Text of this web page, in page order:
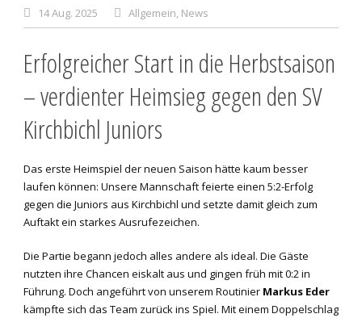
14 Aug. 2025 Allgemein News
Erfolgreicher Start in die Herbstsaison
– verdienter Heimsieg gegen den SV
Kirchbichl Juniors
Das erste Heimspiel der neuen Saison hätte kaum besser
laufen können: Unsere Mannschaft feierte einen 5:2-Erfolg
gegen die Juniors aus Kirchbichl und setzte damit gleich zum
Auftakt ein starkes Ausrufezeichen.
Die Partie begann jedoch alles andere als ideal. Die Gäste
nutzten ihre Chancen eiskalt aus und gingen früh mit 0:2 in
Führung. Doch angeführt von unserem Routinier Markus Eder
kämpfte sich das Team zurück ins Spiel. Mit einem Doppelschlag